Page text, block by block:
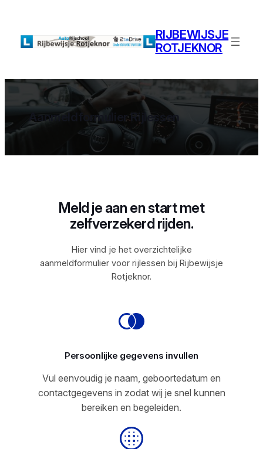
inhoud
RIJBEWIJSJE
ROTJEKNOR
Aanmeldformulier Rijlessen
Meld je aan en start met
zelfverzekerd rijden.
Hier vind je het overzichtelijke
aanmeldformulier voor rijlessen bij Rijbewijsje
Rotjeknor.
Persoonlijke gegevens invullen
Vul eenvoudig je naam, geboortedatum en
contactgegevens in zodat wij je snel kunnen
bereiken en begeleiden.